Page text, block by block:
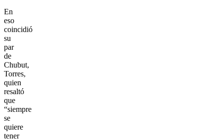
En
eso
coincidió
su
par
de
Chubut,
Torres,
quien
resaltó
que
“siempre
se
quiere
tener